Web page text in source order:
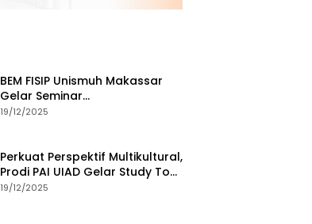
BEM FISIP Unismuh Makassar
Gelar Seminar
Keperempuanan, Bahas
19/12/2025
Perkuat Perspektif Multikultural,
Prodi PAI UIAD Gelar Study Tour
ke Kajang
19/12/2025